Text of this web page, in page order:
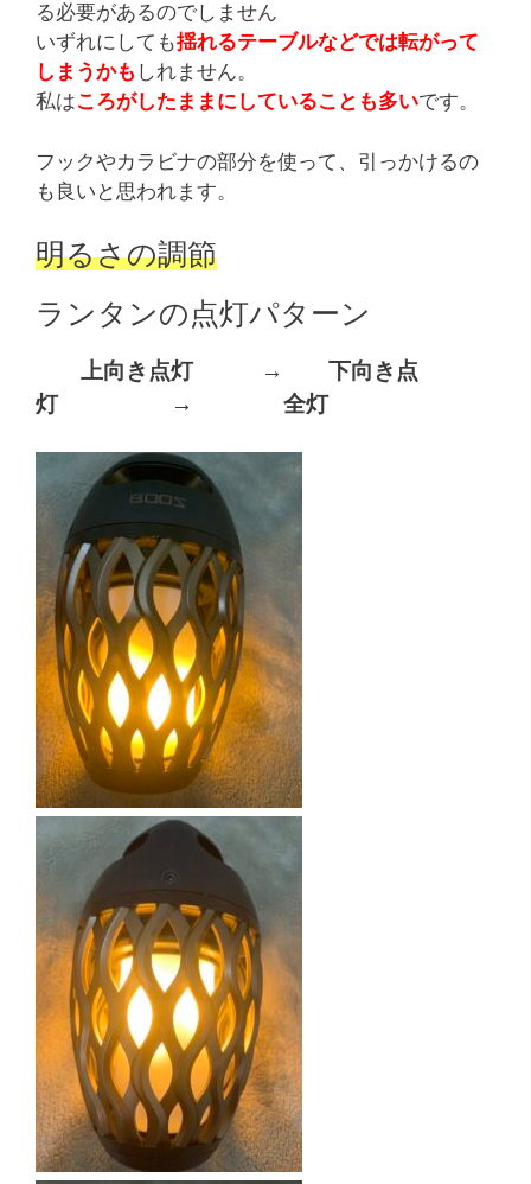
る必要があるのでしません
いずれにしても揺れるテーブルなどでは転がって
しまうかも しれません。
私はころがしたままにしていることも多いです。
フックやカラビナの部分を使って、引っかけるの
も良いと思われます。
明るさの調節
ランタンの点灯パターン
上向き点灯 → 下向き点
灯 → 全灯